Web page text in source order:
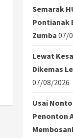
Semarak
Pontianak
Zumba 07/
Lewat
Dikemas
07/08/2026
Usai
Penonton